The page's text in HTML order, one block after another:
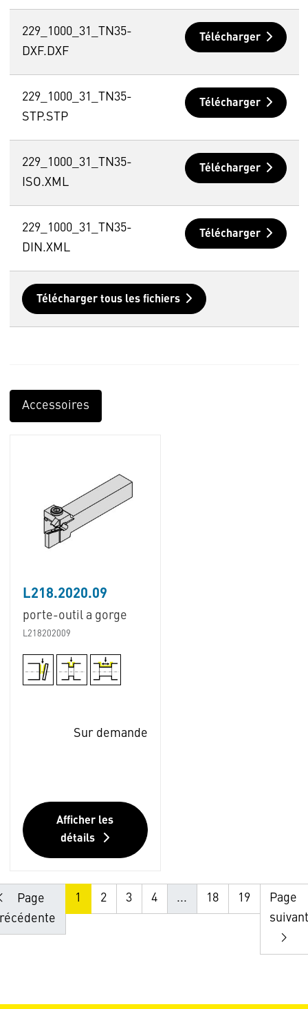
229_1000_31_TN35-
DXF.DXF
Télécharger
229_1000_31_TN35-
STP.STP
Télécharger
229_1000_31_TN35-
ISO.XML
Télécharger
229_1000_31_TN35-
DIN.XML
Télécharger
Télécharger tous les fichiers
Accessoires
L218.2020.09
porte-outil a gorge
L218202009
Sur demande
Afficher les
détails
Page
1 2 3 4 ... 18 19
Page